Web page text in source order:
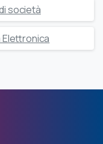
società